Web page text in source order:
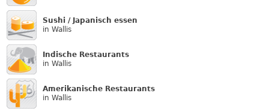
Sushi / Japanisch essen
in Wallis
Indische Restaurants
in Wallis
Amerikanische Restaurants
in Wallis